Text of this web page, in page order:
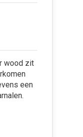
wood zit
een